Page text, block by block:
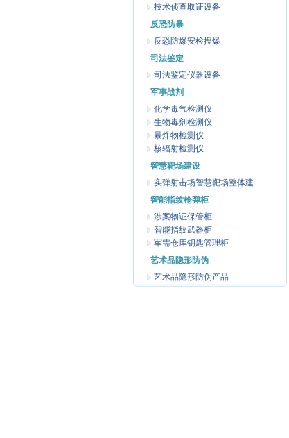
技术侦查取证设备
反恐防暴
反恐防爆安检搜爆
司法鉴定
司法鉴定仪器设备
军事战剂
化学毒气检测仪
生物毒剂检测仪
暴炸物检测仪
核辐射检测仪
智慧靶场建设
实弹射击场智慧靶场整体建
智能指纹枪弹柜
涉案物证保管柜
智能指纹武器柜
军需仓库钥匙管理柜
艺术品隐形防伪
艺术品隐形防伪产品